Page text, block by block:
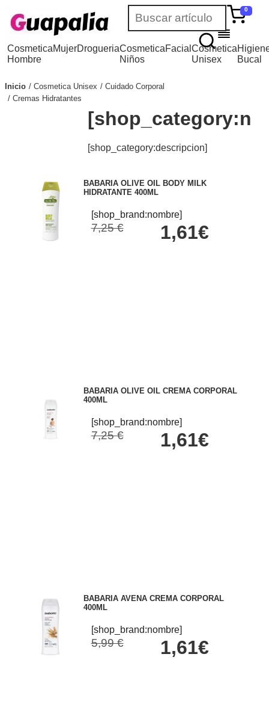
0
Cosmetica
Hombre
MujerDrogueriaCosmetica
Niños
FacialCosmetica
Unisex
Bucal
Inicio Cosmetica Unisex
Cuidado Corporal
Cremas Hidratantes
[shop_category:descripcion]
BABARIA OLIVE OIL BODY MILK
HIDRATANTE 400ML
[shop_brand:nombre]
7,25 € 1,61€
BABARIA OLIVE OIL CREMA CORPORAL
400ML
[shop_brand:nombre]
7,25 € 1,61€
BABARIA AVENA CREMA CORPORAL
400ML
[shop_brand:nombre]
5,99 € 1,61€